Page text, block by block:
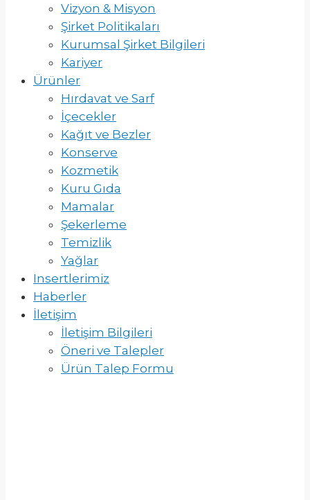
Vizyon & Misyon
Şirket Politikaları
Kurumsal Şirket Bilgileri
Kariyer
Ürünler
Hırdavat ve Sarf
İçecekler
Kağıt ve Bezler
Konserve
Kozmetik
Kuru Gıda
Mamalar
Şekerleme
Temizlik
Yağlar
Insertlerimiz
Haberler
İletişim
İletişim Bilgileri
Öneri ve Talepler
Ürün Talep Formu